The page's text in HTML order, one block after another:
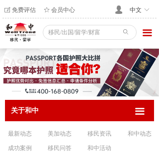
끀
ꂐ 免费评估 ꄃ 会员中心 ꀅ
中文
넙
ꄙ
关于和中 끀
最新动态
成功案例
美加动态
移民问答
移民资讯
和中活动
和中动态